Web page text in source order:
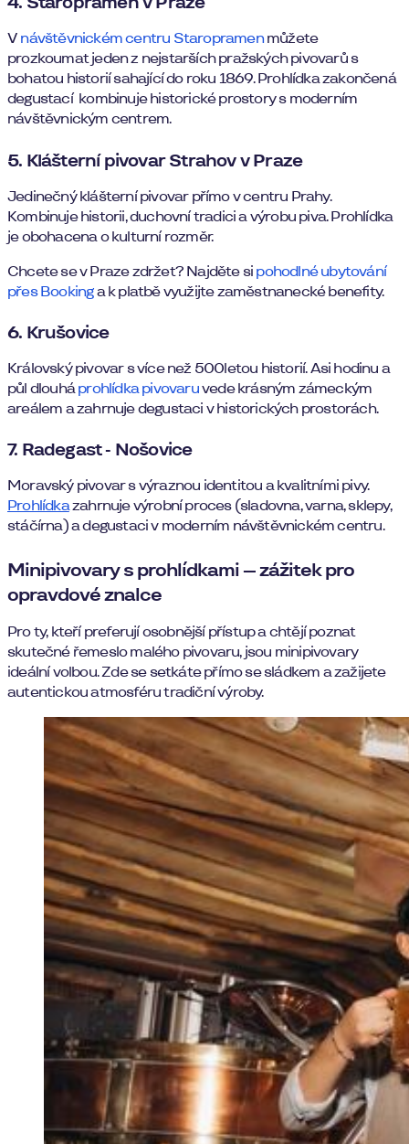
Vnávštěvnickém centru Staropramenmůžete
prozkoumat jeden z nejstarších pražských pivovarů s
bohatou historií sahající do roku 1869. Prohlídka zakončená
degustací kombinuje historické prostory s moderním
návštěvnickým centrem.
5. Klášterní pivovar Strahov v Praze
Jedinečný klášterní pivovar přímo v centru Prahy.
Kombinuje historii, duchovní tradici a výrobu piva. Prohlídka
je obohacena o kulturní rozměr.
Chcete se v Praze zdržet? Najděte sipohodlné ubytování
přes Bookinga k platbě využijte zaměstnanecké benefity.
6. Krušovice
Královský pivovar s více než 500letou historií. Asi hodinu a
půl dlouháprohlídka pivovaruvede krásným zámeckým
areálem a zahrnuje degustaci v historických prostorách.
7. Radegast - Nošovice
Moravský pivovar s výraznou identitou a kvalitními pivy.
Prohlídkazahrnuje výrobní proces (sladovna, varna, sklepy,
stáčírna) a degustaci v moderním návštěvnickém centru.
Minipivovary s prohlídkami – zážitek pro
opravdové znalce
Pro ty, kteří preferují osobnější přístup a chtějí poznat
skutečné řemeslo malého pivovaru, jsou minipivovary
ideální volbou. Zde se setkáte přímo se sládkem a zažijete
autentickou atmosféru tradiční výroby.